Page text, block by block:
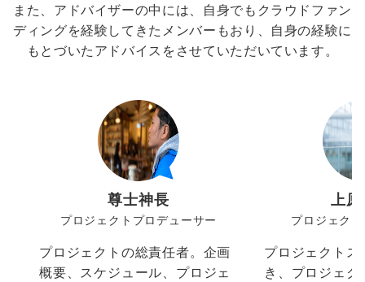
また、アドバイザーの中には、自身でもクラウドファン
ディングを経験してきたメンバーもおり、自身の経験に
もとづいたアドバイスをさせていただいています。
尊士神長
プロジェクトプロデューサー
プロジェクトの総責任者。企画
概要、スケジュール、プロジェ
上原
プロジェク
プロジェクト
き、プロジェ